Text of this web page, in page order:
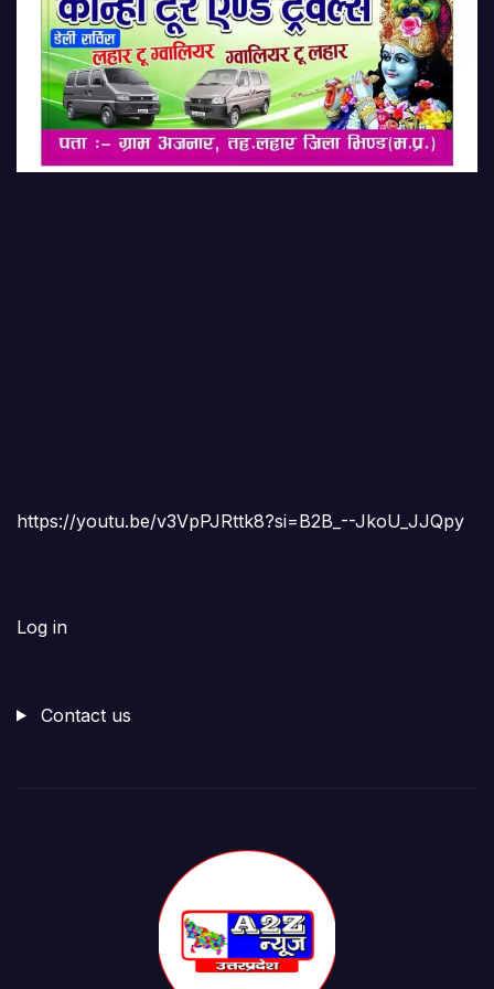
https://youtu.be/v3VpPJRttk8?si=B2B_--JkoU_JJQpy
Log in
Contact us